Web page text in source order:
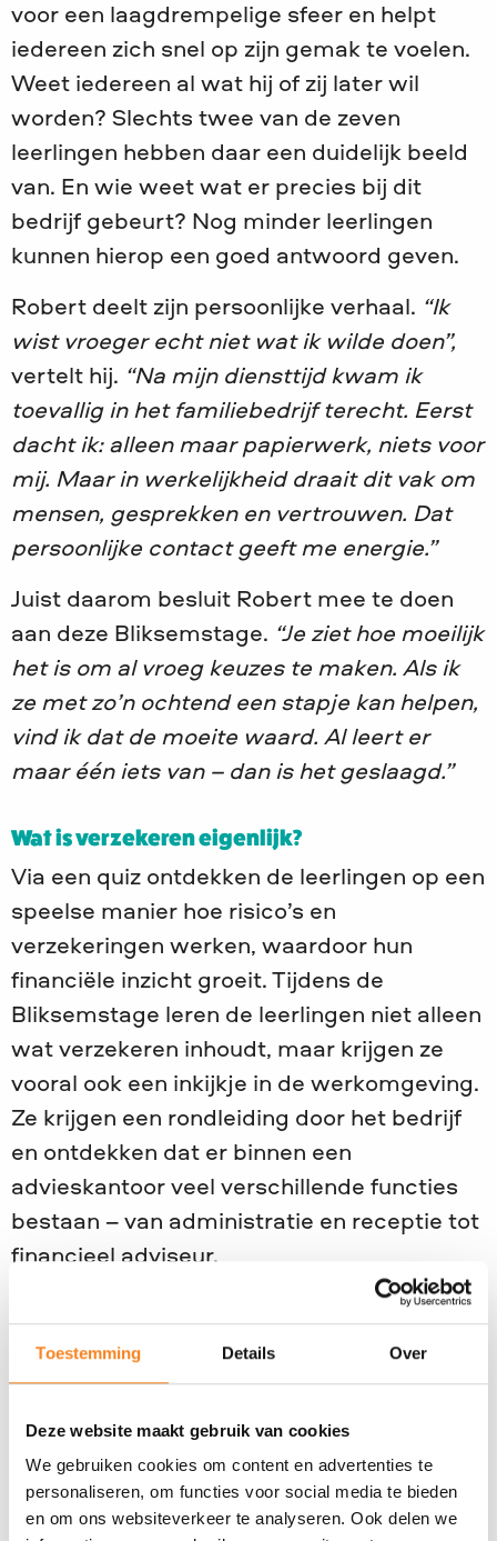
Toestemming Details Over
Deze website maakt gebruik van cookies
We gebruiken cookies om content en advertenties te
personaliseren, om functies voor social media te bieden
en om ons websiteverkeer te analyseren. Ook delen we
voor een laagdrempelige sfeer en helpt
iedereen zich snel op zijn gemak te voelen.
Weet iedereen al wat hij of zij later wil
worden? Slechts twee van de zeven
leerlingen hebben daar een duidelijk beeld
van. En wie weet wat er precies bij dit
bedrijf gebeurt? Nog minder leerlingen
kunnen hierop een goed antwoord geven.
Robert deelt zijn persoonlijke verhaal. “Ik
wist vroeger echt niet wat ik wilde doen”,
vertelt hij. “Na mijn diensttijd kwam ik
toevallig in het familiebedrijf terecht. Eerst
dacht ik: alleen maar papierwerk, niets voor
mij. Maar in werkelijkheid draait dit vak om
mensen, gesprekken en vertrouwen. Dat
persoonlijke contact geeft me energie.”
Juist daarom besluit Robert mee te doen
aan deze Bliksemstage. “Je ziet hoe moeilijk
het is om al vroeg keuzes te maken. Als ik
ze met zo’n ochtend een stapje kan helpen,
vind ik dat de moeite waard. Al leert er
maar één iets van – dan is het geslaagd.”
Wat is verzekeren eigenlijk?
Via een quiz ontdekken de leerlingen op een
speelse manier hoe risico’s en
verzekeringen werken, waardoor hun
financiële inzicht groeit. Tijdens de
Bliksemstage leren de leerlingen niet alleen
wat verzekeren inhoudt, maar krijgen ze
vooral ook een inkijkje in de werkomgeving.
Ze krijgen een rondleiding door het bedrijf
en ontdekken dat er binnen een
advieskantoor veel verschillende functies
bestaan – van administratie en receptie tot
financieel adviseur.
Doen, ervaren, ontdekken
De leerlingen luisteren niet alleen, maar
belopdracht en een opdracht in het teken
van advies geven oefenen ze gesprekken
met klanten, stellen ze vragen en geven ze
advies. Zo ontdekken ze hoe een financieel